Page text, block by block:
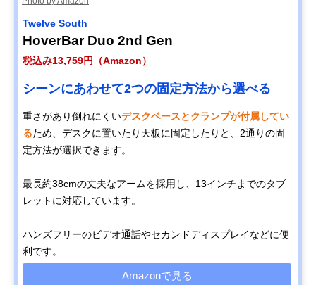
Twelve South
HoverBar Duo 2nd Gen
税込み13,759円（Amazon）
シーンにあわせて2つの固定方法から選べる
重さがあり倒れにくいデスクベースとクランプが付属してい
るため、デスクに置いたり天板に固定したりと、2通りの固
定方法が選択できます。
最長約38cmの丈夫なアームを採用し、13インチまでのタブ
レットに対応しています。
ハンズフリーのビデオ通話やセカンドディスプレイなどに便
利です。
Amazonで見る